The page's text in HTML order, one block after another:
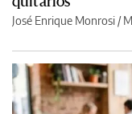
José Enrique Monrosi /